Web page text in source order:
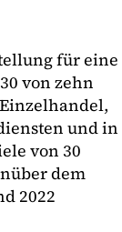
für eine
von zehn
und in
von 30
dem
2022